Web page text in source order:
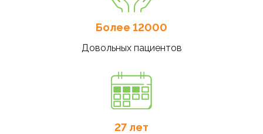
Более 12000
Довольных пациентов
27 лет